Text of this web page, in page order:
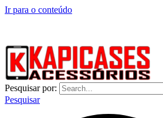
Ir para o conteúdo
Pesquisar por:
Pesquisar